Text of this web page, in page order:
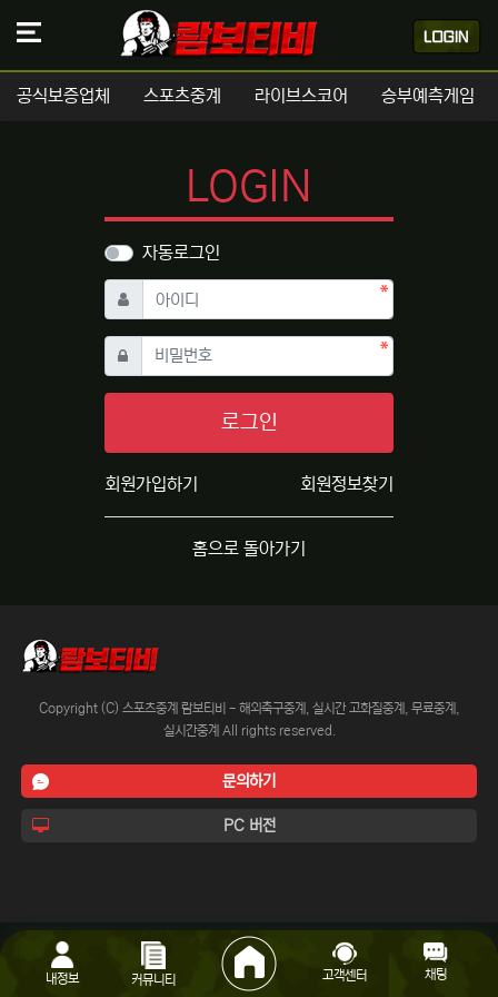
공식보증업체 스포츠중계 라이브스코어 승부예측게임
LOGIN
자동로그인
아이디 필수
비밀번호필수
로그인
회원가입하기 회원정보찾기
홈으로 돌아가기
Copyright (C) 스포츠중계 람보티비 - 해외축구중계, 실시간 고화질중계, 무료중계,
실시간중계 All rights reserved.
문의하기
PC 버전
내정보 커뮤니티 고객센터 채팅